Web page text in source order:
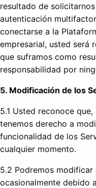
resultado de
autenticación
conectarse a la
empresarial, usted será
que suframos como
responsabilidad por
5. Modificación de los
5.1 Usted reconoce
tenemos derecho a
funcionalidad de los
cualquier momento.
5.2 Podremos
ocasionalmente debido